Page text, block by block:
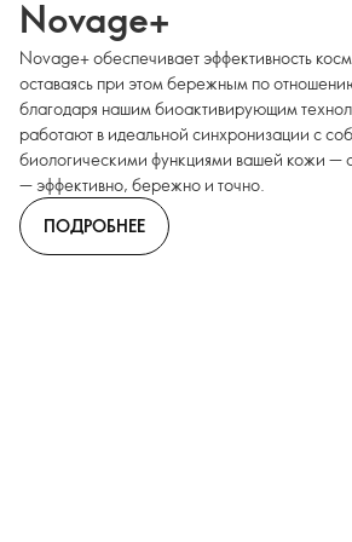
Novage+
Novage+ обеспечивает эффективность
оставаясь при этом бережным по
благодаря нашим биоактивирующим
работают в идеальной синхронизации с
биологическими функциями вашей кожи —
— эффективно, бережно и точно.
ПОДРОБНЕЕ